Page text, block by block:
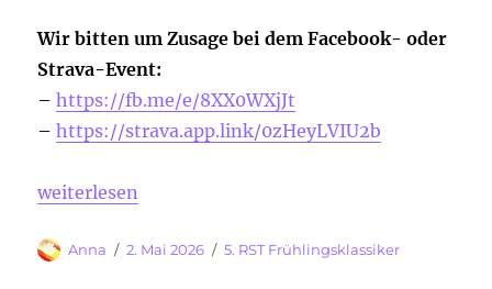
Wir bitten um Zusage bei dem Facebook- oder
Strava-Event:
–https://fb.me/e/8XX0WXjJt
–https://strava.app.link/0zHeyLVIU2b
„5. RST Frühlingsklassiker – Gemeinsame
weiterlesen
Autor
Anna
Veröffentlicht
2. Mai 2026 Kategorien
5. RST Frühlingsklassiker